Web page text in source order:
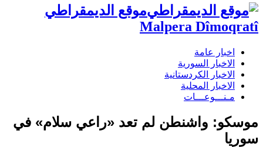
موقع الديمقراطي
Malpera Dîmoqratî
اخبار عامة
الاخبار السورية
الاخبار الكردستانية
الاخبار المحلية
مـنـــوعـــات
موسكو: واشنطن لم تعد «راعي سلام» في
سوريا